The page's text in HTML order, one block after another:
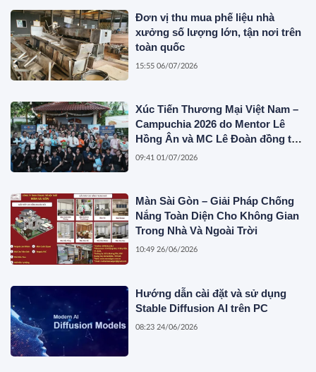
Đơn vị thu mua phế liệu nhà
xưởng số lượng lớn, tận nơi trên
toàn quốc
15:55 06/07/2026
Xúc Tiến Thương Mại Việt Nam –
Campuchia 2026 do Mentor Lê
Hồng Ân và MC Lê Đoàn đồng tổ
chức
09:41 01/07/2026
Màn Sài Gòn – Giải Pháp Chống
Nắng Toàn Diện Cho Không Gian
Trong Nhà Và Ngoài Trời
10:49 26/06/2026
Hướng dẫn cài đặt và sử dụng
Stable Diffusion AI trên PC
08:23 24/06/2026